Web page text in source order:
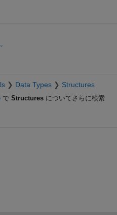
Data Types Structures
で Structuresについてさらに検索